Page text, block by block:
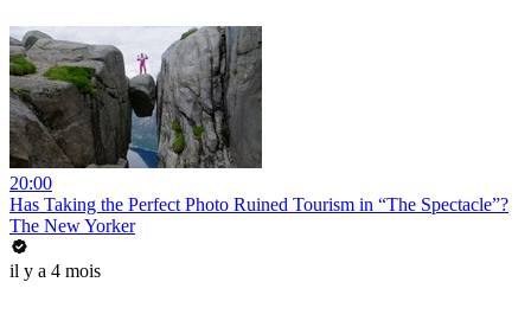
20:00
Has Taking the Perfect Photo Ruined Tourism in “The Spectacle”?
The New Yorker
il y a 4 mois